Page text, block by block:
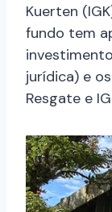
Kuerten
fundo tem
jurídica) e
Resgate e